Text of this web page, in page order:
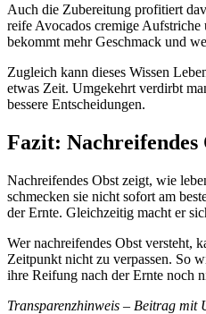
Auch die Zubereitung profitiert
reife Avocados cremige
bekommt mehr Geschmack und
Zugleich kann dieses Wissen
etwas Zeit. Umgekehrt verdirbt
bessere Entscheidungen.
Fazit:
Nachreifendes Obst zeigt, wie
schmecken sie nicht sofort am
der Ernte. Gleichzeitig macht er
Wer nachreifendes Obst versteht,
Zeitpunkt nicht zu verpassen. So
ihre Reifung nach der Ernte noch
Transparenzhinweis – Beitrag mit